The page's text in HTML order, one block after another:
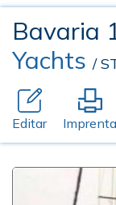
Bavaria
Yachts /
Editar Imprenta